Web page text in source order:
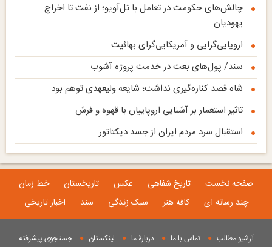
چالش‌های حکومت در تعامل با تل‌آویو؛ از نفت تا اخراج
یهودیان
اروپایی‌گرایی و آمریکایی‌گرای بهائیت
سند/ پول‌های بعث در خدمت پروژه آشوب
شاه قصد کناره‌گیری نداشت؛ شایعه ولیعهدی توهم بود
تاثیر استعمار بر آشنایی اروپاییان با قهوه و فرش
استقبال سرد مردم ایران از جسد دیکتاتور
صفحه نخست تاریخ شفاهی عکس تاریخستان
خط زمان
چند رسانه ای
کافه هنر سبک زندگی سند اخبار تاریخی
آرشیو مطالب تماس با ما دربارۀ ما لینکستان جستجوی پيشرفته